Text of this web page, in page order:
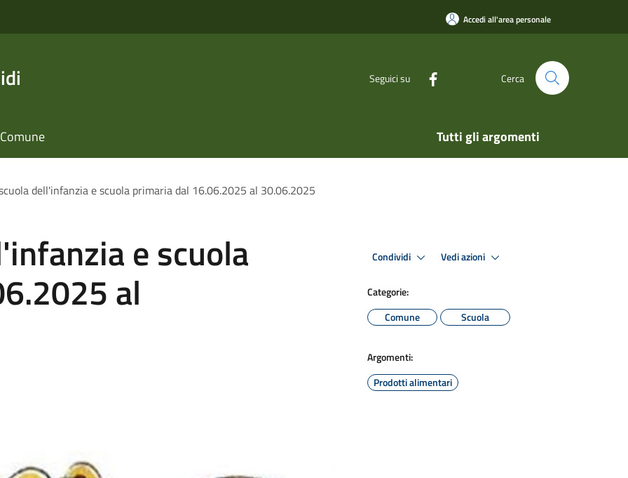
Accedi all'area personale
Seguici su Cerca
Tutti gli argomenti
dell'infanzia e scuola primaria dal 16.06.2025 al 30.06.2025
e scuola
al
Condividi Vedi azioni
Categorie:
Comune
Scuola
Argomenti:
Prodotti alimentari